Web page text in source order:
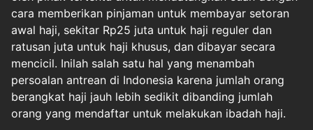
cara memberikan pinjaman untuk membayar setoran
awal haji, sekitar Rp25 juta untuk haji reguler dan
ratusan juta untuk haji khusus, dan dibayar secara
mencicil. Inilah salah satu hal yang menambah
persoalan antrean di Indonesia karena jumlah orang
berangkat haji jauh lebih sedikit dibanding jumlah
orang yang mendaftar untuk melakukan ibadah haji.